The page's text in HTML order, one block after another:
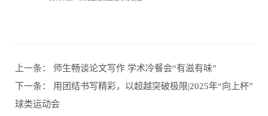
上一条： 师生畅谈论文写作 学术冷餐会“有滋有味”
下一条： 用团结书写精彩，以超越突破极限|2025年“向上杯”
球类运动会